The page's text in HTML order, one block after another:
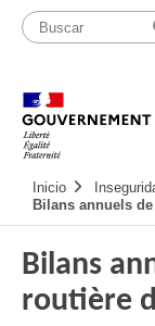
Pasar
contenido
Mapa
web
Navigation
principale
Inicio
Bilans annuels
Bilans
routière